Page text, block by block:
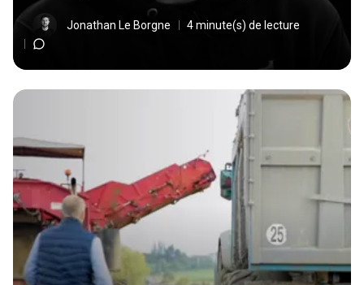
Jonathan Le Borgne 4 minute(s) de lecture